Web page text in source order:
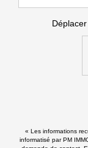
« Les informations
informatisé par PM